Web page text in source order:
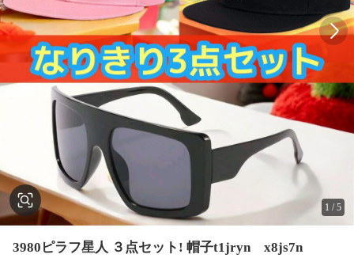
1 /5
3980ピラフ星人 ３点セット! 帽子t1jryn x8js7n